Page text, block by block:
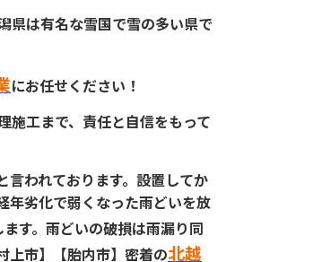
県は有名な雪国で雪の多い県で
にお任せください！
施工まで、責任と自信をもって
言われております。設置してか
年劣化で弱くなった雨どいを放
す。雨どいの破損は雨漏り同
上市】【胎内市】密着の北越